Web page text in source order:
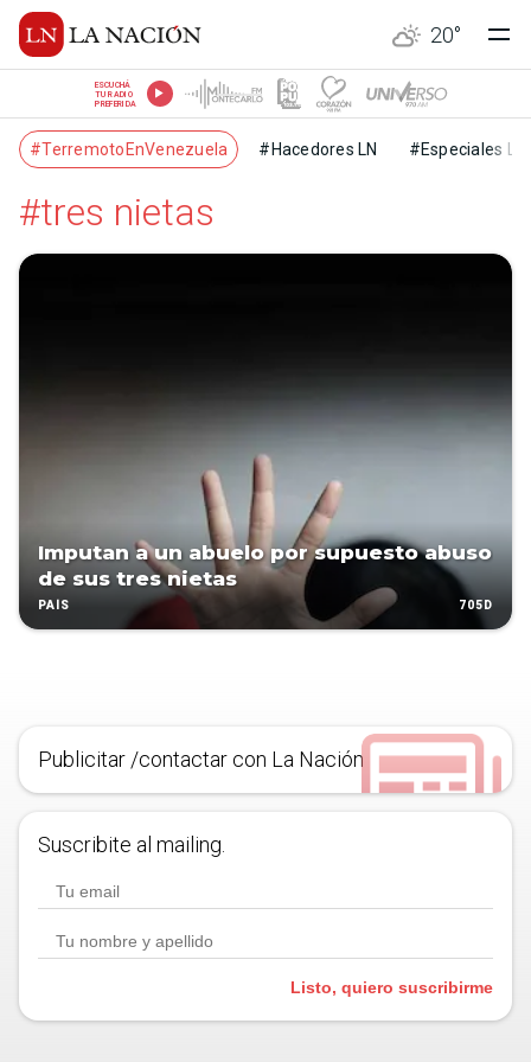
20°
ESCUCHÁ
TU RADIO
PREFERIDA
#TerremotoEnVenezuela #Hacedores LN #Especiales LN
#tres nietas
Imputan a un abuelo por supuesto abuso
de sus tres nietas
PAÍS 705D
Publicitar /contactar con La Nación
Suscribite al mailing.
Listo, quiero suscribirme